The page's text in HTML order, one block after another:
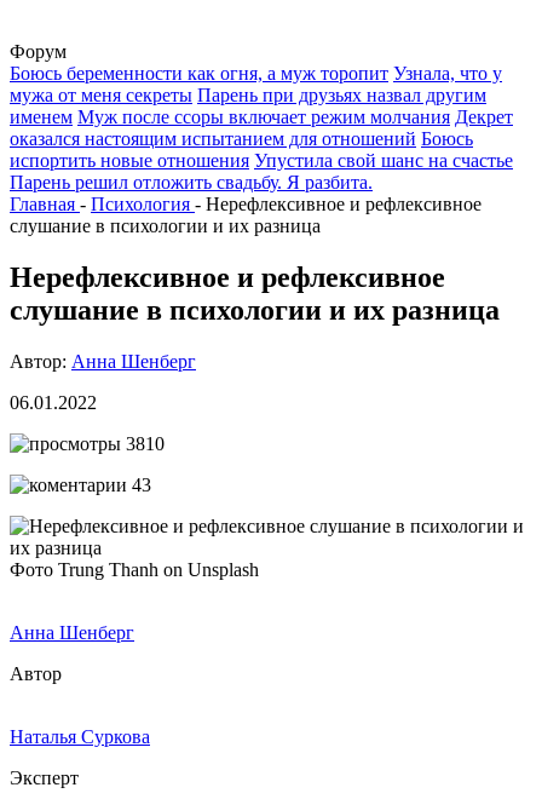
Форум
Боюсь беременности как огня, а муж торопит Узнала, что у
мужа от меня секреты Парень при друзьях назвал другим
именем Муж после ссоры включает режим молчания Декрет
оказался настоящим испытанием для отношений Боюсь
испортить новые отношения Упустила свой шанс на счастье
Парень решил отложить свадьбу. Я разбита.
Главная - Психология - Нерефлексивное и рефлексивное
слушание в психологии и их разница
Нерефлексивное и рефлексивное
слушание в психологии и их разница
Автор: Анна Шенберг
06.01.2022
3810
43
Фото Trung Thanh on Unsplash
Анна Шенберг
Автор
Наталья Суркова
Эксперт